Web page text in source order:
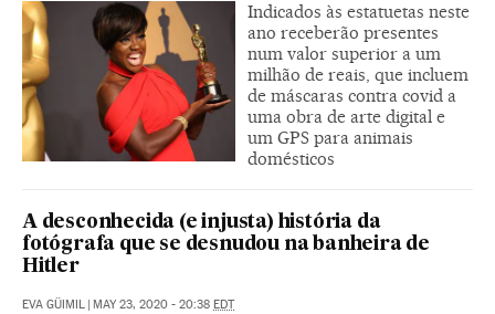
Indicados às estatuetas neste
ano receberão presentes
num valor superior a um
milhão de reais, que incluem
de máscaras contra covid a
uma obra de arte digital e
um GPS para animais
domésticos
A desconhecida (e injusta) história da
fotógrafa que se desnudou na banheira de
Hitler
EVA GÜIMIL MAY 23, 2020 - 20:38 EDT